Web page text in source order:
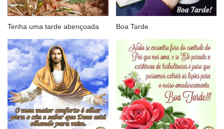
Tenha uma tarde abençoada Boa Tarde